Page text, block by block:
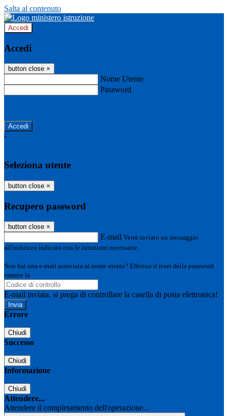
Salta al contenuto
Accedi
Accedi
button close ×
Nome Utente
Password
-
Seleziona utente
button close ×
Recupero password
button close ×
E-mail Verrà inviato un messaggio
all'indirizzo indicato con le istruzioni necessarie.
Non hai una e-mail associata al nome utente? Effettua il reset della password
tramite la
E-mail inviata, si prega di controllare la casella di posta elettronica!
Errore
Chiudi
Successo
Chiudi
Informazione
Chiudi
Attendere...
Attendere il completamento dell'operazione...